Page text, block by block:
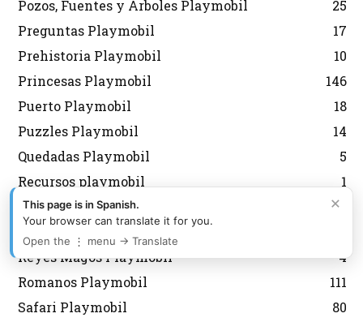
Pozos, Fuentes y Árboles Playmobil
25
Preguntas Playmobil
17
Prehistoria Playmobil
10
Princesas Playmobil
146
Puerto Playmobil
18
Puzzles Playmobil
14
Quedadas Playmobil
5
Recursos playmobil
1
Restaurantes y Cafeterías Playmobil
14
Reyes Magos Playmobil
4
Romanos Playmobil
111
Safari Playmobil
80
×
This page is in Spanish.
Your browser can translate it for you.
Open the ⋮ menu → Translate